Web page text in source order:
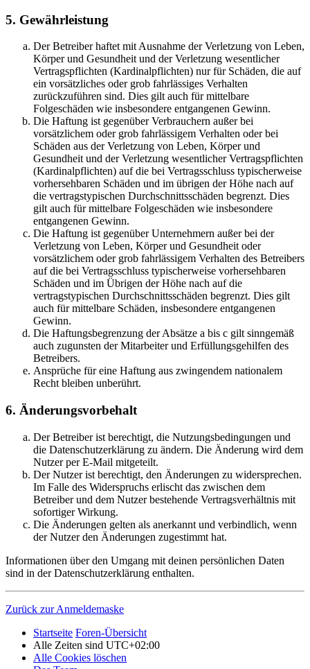
5. Gewährleistung
Der Betreiber haftet mit Ausnahme der Verletzung von Leben,
Körper und Gesundheit und der Verletzung wesentlicher
Vertragspflichten (Kardinalpflichten) nur für Schäden, die auf
ein vorsätzliches oder grob fahrlässiges Verhalten
zurückzuführen sind. Dies gilt auch für mittelbare
Folgeschäden wie insbesondere entgangenen Gewinn.
Die Haftung ist gegenüber Verbrauchern außer bei
vorsätzlichem oder grob fahrlässigem Verhalten oder bei
Schäden aus der Verletzung von Leben, Körper und
Gesundheit und der Verletzung wesentlicher Vertragspflichten
(Kardinalpflichten) auf die bei Vertragsschluss typischerweise
vorhersehbaren Schäden und im übrigen der Höhe nach auf
die vertragstypischen Durchschnittsschäden begrenzt. Dies
gilt auch für mittelbare Folgeschäden wie insbesondere
entgangenen Gewinn.
Die Haftung ist gegenüber Unternehmern außer bei der
Verletzung von Leben, Körper und Gesundheit oder
vorsätzlichem oder grob fahrlässigem Verhalten des Betreibers
auf die bei Vertragsschluss typischerweise vorhersehbaren
Schäden und im Übrigen der Höhe nach auf die
vertragstypischen Durchschnittsschäden begrenzt. Dies gilt
auch für mittelbare Schäden, insbesondere entgangenen
Gewinn.
Die Haftungsbegrenzung der Absätze a bis c gilt sinngemäß
auch zugunsten der Mitarbeiter und Erfüllungsgehilfen des
Betreibers.
Ansprüche für eine Haftung aus zwingendem nationalem
Recht bleiben unberührt.
6. Änderungsvorbehalt
Der Betreiber ist berechtigt, die Nutzungsbedingungen und
die Datenschutzerklärung zu ändern. Die Änderung wird dem
Nutzer per E-Mail mitgeteilt.
Der Nutzer ist berechtigt, den Änderungen zu widersprechen.
Im Falle des Widerspruchs erlischt das zwischen dem
Betreiber und dem Nutzer bestehende Vertragsverhältnis mit
sofortiger Wirkung.
Die Änderungen gelten als anerkannt und verbindlich, wenn
der Nutzer den Änderungen zugestimmt hat.
Informationen über den Umgang mit deinen persönlichen Daten
sind in der Datenschutzerklärung enthalten.
Zurück zur Anmeldemaske
Startseite Foren-Übersicht
Alle Zeiten sind UTC+02:00
Alle Cookies löschen